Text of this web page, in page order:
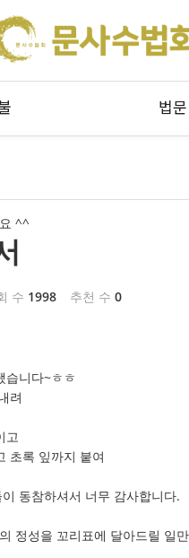
법문
^^
수 1998 추천 수 0
습니다~ㅎㅎ
려
고
초록 잎까지 붙여
동참하셔서 너무 감사합니다.
정성을 꼬리표에 달아드릴 일